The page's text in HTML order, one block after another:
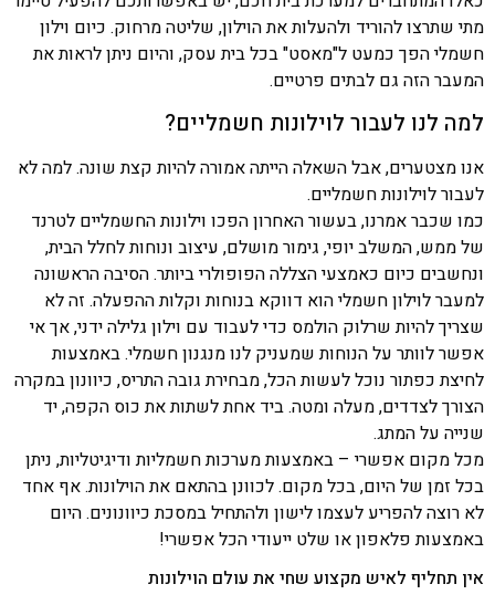
מתי שתרצו להוריד ולהעלות את הוילון, שליטה מרחוק. כיום וילון
חשמלי הפך כמעט ל"מאסט" בכל בית עסק, והיום ניתן לראות את
המעבר הזה גם לבתים פרטיים.
למה לנו לעבור לוילונות חשמליים?
אנו מצטערים, אבל השאלה הייתה אמורה להיות קצת שונה. למה לא
לעבור לוילונות חשמליים.
כמו שכבר אמרנו, בעשור האחרון הפכו וילונות החשמליים לטרנד
של ממש, המשלב יופי, גימור מושלם, עיצוב ונוחות לחלל הבית,
ונחשבים כיום כאמצעי הצללה הפופולרי ביותר. הסיבה הראשונה
למעבר לוילון חשמלי הוא דווקא בנוחות וקלות ההפעלה. זה לא
שצריך להיות שרלוק הולמס כדי לעבוד עם וילון גלילה ידני, אך אי
אפשר לוותר על הנוחות שמעניק לנו מנגנון חשמלי. באמצעות
לחיצת כפתור נוכל לעשות הכל, מבחירת גובה התריס, כיוונון במקרה
הצורך לצדדים, מעלה ומטה. ביד אחת לשתות את כוס הקפה, יד
שנייה על המתג.
מכל מקום אפשרי – באמצעות מערכות חשמליות ודיגיטליות, ניתן
בכל זמן של היום, בכל מקום. לכוונן בהתאם את הוילונות. אף אחד
לא רוצה להפריע לעצמו לישון ולהתחיל במסכת כיוונונים. היום
באמצעות פלאפון או שלט ייעודי הכל אפשרי!
אין תחליף לאיש מקצוע שחי את עולם הוילונות